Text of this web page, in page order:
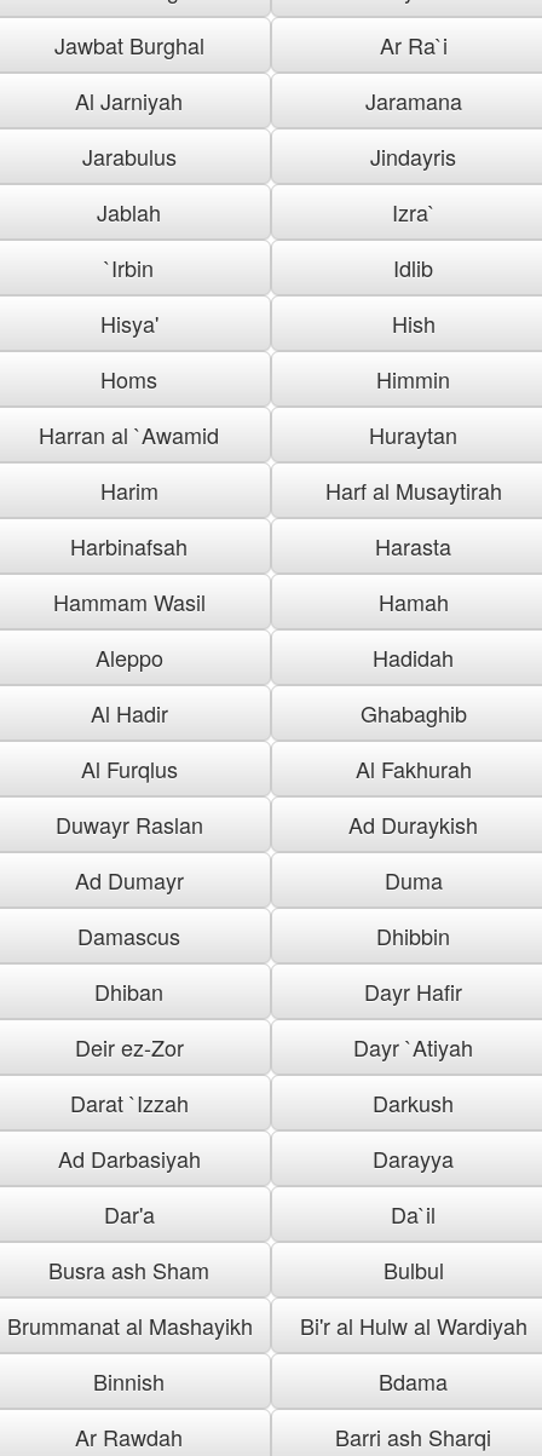
Jawbat Burghal
Ar Ra`i
Al Jarniyah
Jaramana
Jarabulus
Jindayris
Jablah
Izra`
`Irbin
Idlib
Hisya'
Hish
Homs
Himmin
Harran al `Awamid
Huraytan
Harim
Harf al Musaytirah
Harbinafsah
Harasta
Hammam Wasil
Hamah
Aleppo
Hadidah
Al Hadir
Ghabaghib
Al Furqlus
Al Fakhurah
Duwayr Raslan
Ad Duraykish
Ad Dumayr
Duma
Damascus
Dhibbin
Dhiban
Dayr Hafir
Deir ez-Zor
Dayr `Atiyah
Darat `Izzah
Darkush
Ad Darbasiyah
Darayya
Dar'a
Da`il
Busra ash Sham
Bulbul
Brummanat al Mashayikh
Bi'r al Hulw al Wardiyah
Binnish
Bdama
Ar Rawdah
Barri ash Sharqi